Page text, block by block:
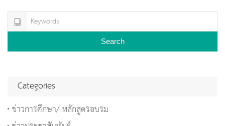
Search
Categories
ข่าวการศึกษา/ หลักสูตรอบรม